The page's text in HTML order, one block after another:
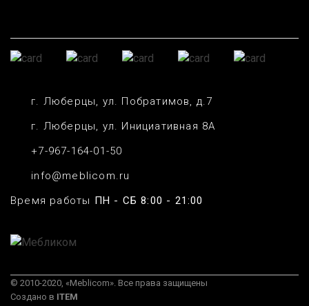
г. Люберцы, ул. Побратимов, д.7
г. Люберцы, ул. Инициативная 8А
+7-967-164-01-50
info@meblicom.ru
Время работы
ПН - СБ 8:00 - 21:00
© 2010-2020, «Meblicom». Все права защищены
Создано в ITEM